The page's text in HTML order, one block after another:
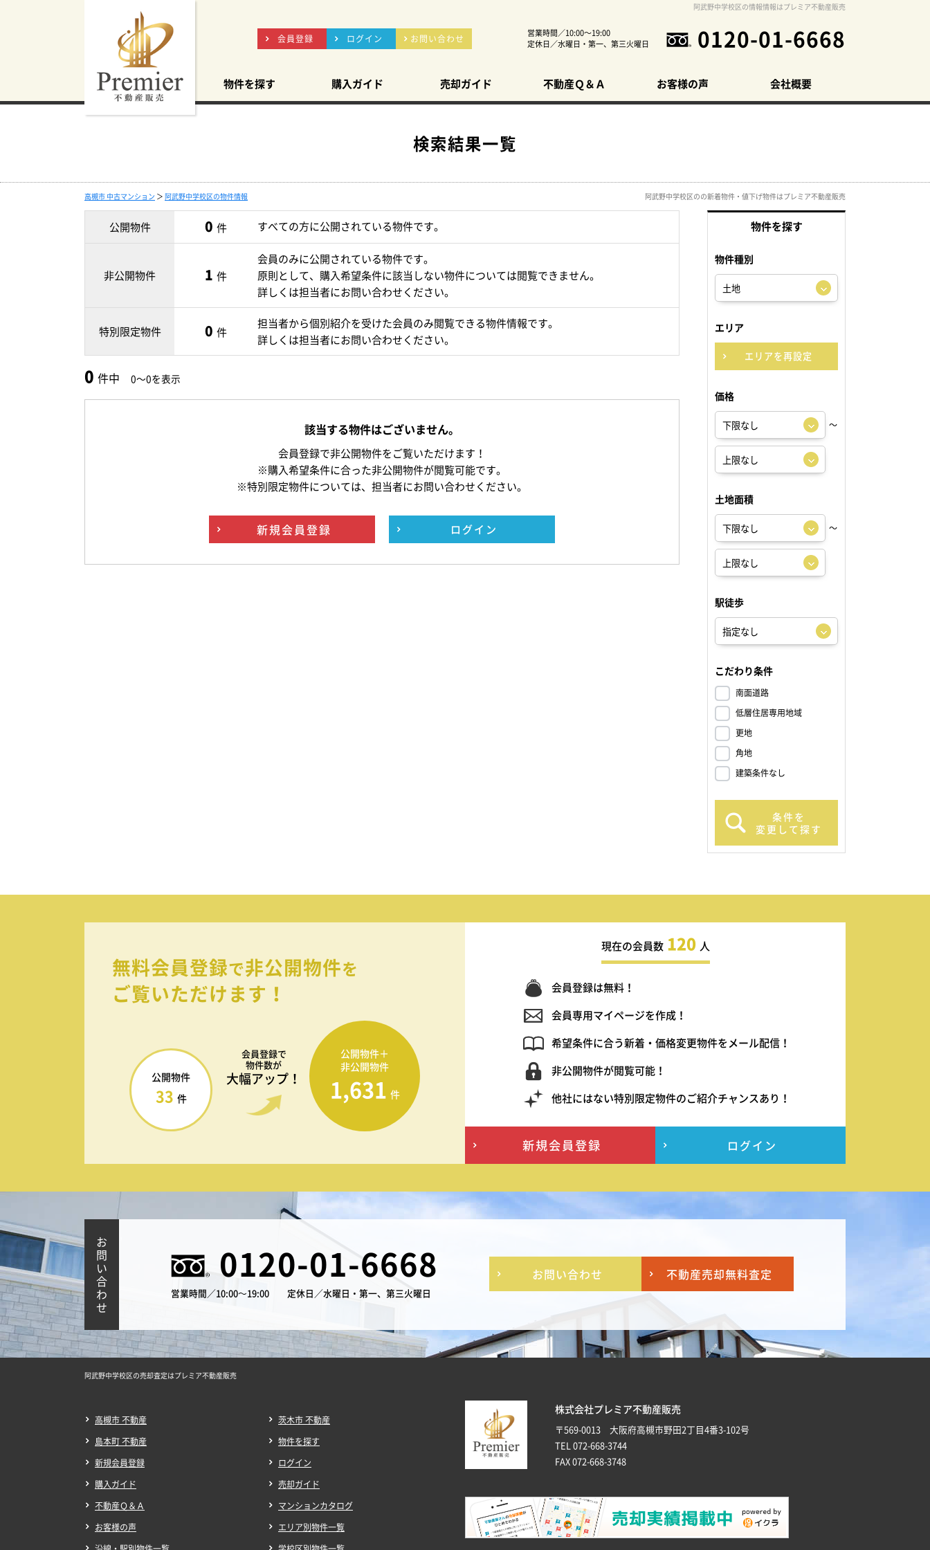
阿武野中学校区の情報情報はプレミア不動産販売
会員登録 ログイン お問い合わせ
営業時間／10:00～19:00
定休日／水曜日・第一、第三火曜日
0120-01-6668
物件を探す 購入ガイド 売却ガイド 不動産Ｑ＆Ａ お客様の声 会社概要
検索結果一覧
高槻市 中古マンション ＞ 阿武野中学校区の物件情報 阿武野中学校区のの新着物件・値下げ物件はプレミア不動産販売
公開物件 0 件 すべての方に公開されている物件です。
非公開物件 1 件
会員のみに公開されている物件です。
原則として、購入希望条件に該当しない物件については閲覧できません。
詳しくは担当者にお問い合わせください。
特別限定物件 0 件
担当者から個別紹介を受けた会員のみ閲覧できる物件情報です。
詳しくは担当者にお問い合わせください。
0 件中 0～0を表示
該当する物件はございません。
会員登録で非公開物件をご覧いただけます！
※購入希望条件に合った非公開物件が閲覧可能です。
※特別限定物件については、担当者にお問い合わせください。
新規会員登録 ログイン
物件を探す
物件種別
エリア
エリアを再設定
価格
～
土地面積
～
駅徒歩
こだわり条件
南面道路
低層住居専用地域
更地
角地
建築条件なし
条件を
変更して探す
無料会員登録で非公開物件を
ご覧いただけます！
会員登録で
物件数が
大幅アップ！
公開物件
33 件
公開物件＋
非公開物件
1,631 件
現在の会員数 120 人
会員登録は無料！
会員専用マイページを作成！
希望条件に合う新着・価格変更物件をメール配信！
非公開物件が閲覧可能！
他社にはない特別限定物件のご紹介チャンスあり！
新規会員登録 ログイン
お
問
い
合
わ
せ
0120-01-6668
営業時間／10:00～19:00 定休日／水曜日・第一、第三火曜日
お問い合わせ 不動産売却無料査定
阿武野中学校区の売却査定はプレミア不動産販売
高槻市 不動産
茨木市 不動産
島本町 不動産
物件を探す
新規会員登録
ログイン
購入ガイド
売却ガイド
不動産Ｑ＆Ａ
マンションカタログ
お客様の声
エリア別物件一覧
株式会社プレミア不動産販売
〒569-0013 大阪府高槻市野田2丁目4番3-102号
TEL 072-668-3744
FAX 072-668-3748